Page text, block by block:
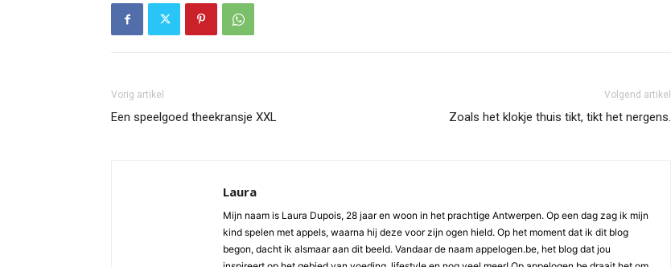
Vorig artikel
Een speelgoed theekransje XXL
Volgend artikel
Zoals het klokje thuis tikt, tikt het nergens.
Laura
Mijn naam is Laura Dupois, 28 jaar en woon in het prachtige Antwerpen. Op een dag zag ik mijn
kind spelen met appels, waarna hij deze voor zijn ogen hield. Op het moment dat ik dit blog
begon, dacht ik alsmaar aan dit beeld. Vandaar de naam appelogen.be, het blog dat jou